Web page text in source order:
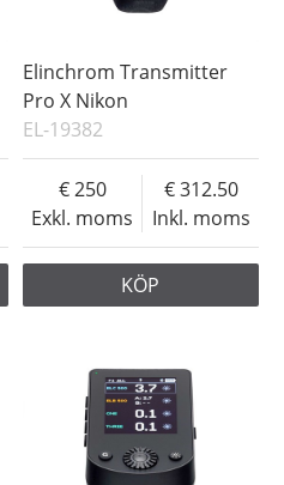
Elinchrom Transmitter
Pro X Nikon
EL-19382
Exkl. moms
250
Inkl. moms
312.50
KÖP